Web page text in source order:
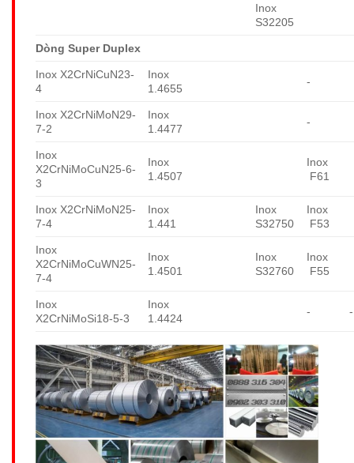
Inox
S32205
Dòng Super Duplex
Inox X2CrNiCuN23-
4
Inox
1.4655
-
Inox X2CrNiMoN29-
7-2
Inox
1.4477
-
Inox
X2CrNiMoCuN25-6-
3
Inox
1.4507
Inox
F61
Inox X2CrNiMoN25-
7-4
Inox
1.441
Inox
S32750
Inox
F53
Inox
X2CrNiMoCuWN25-
7-4
Inox
1.4501
Inox
S32760
Inox
F55
Inox
X2CrNiMoSi18-5-3
Inox
1.4424
- -